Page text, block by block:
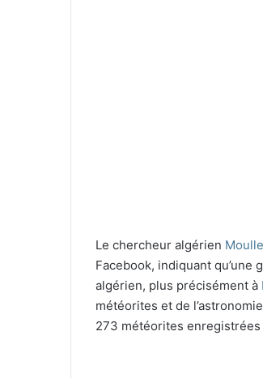
Le chercheur algérien
Facebook, indiquant
algérien, plus précisément à
météorites et de
273 météorites enregistrées